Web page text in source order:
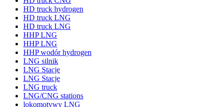
HD truck hydrogen
HD truck LNG
HD truck LNG
HHP LNG
HHP LNG
HHP wodór hydrogen
LNG silnik
LNG Stacje
LNG Stacje
LNG truck
LNG/CNG stations
lokomotywy LNG